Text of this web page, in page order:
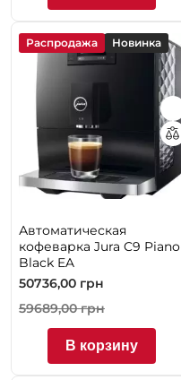
Распродажа Новинка
Автоматическая
кофеварка Jura C9 Piano
Black EA
50736,00 грн
59689,00грн
В корзину